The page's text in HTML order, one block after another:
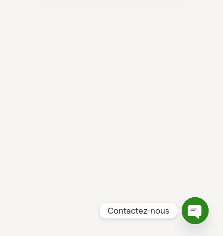
Contactez-nous